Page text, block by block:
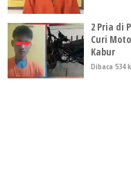
2 Pria di
Curi
Kabur
Dibaca 534